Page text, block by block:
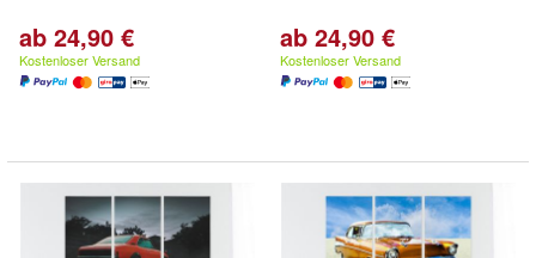
ab 24,90 €
Kostenloser Versand
ab 24,90 €
Kostenloser Versand